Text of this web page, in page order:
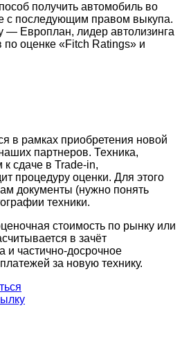
получить автомобиль во
с последующим правом выкупа.
— Европлан, лидер автолизинга
по оценке «Fitch Ratings» и
в рамках приобретения новой
партнеров. Техника,
сдаче в Trade-in,
процедуру оценки. Для этого
документы (нужно понять
техники.
стоимость по рынку или
в зачёт
и частично-досрочное
за новую технику.